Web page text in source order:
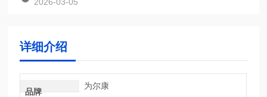
详细介绍
品牌
为尔康